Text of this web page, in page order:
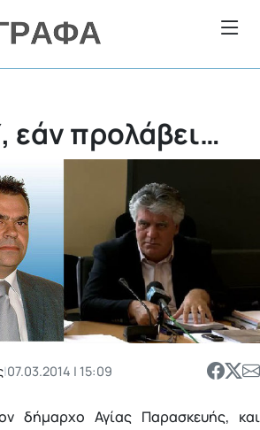
εάν προλάβει…
|07.03.2014 | 15:09
δήμαρχο Αγίας Παρασκευής, και